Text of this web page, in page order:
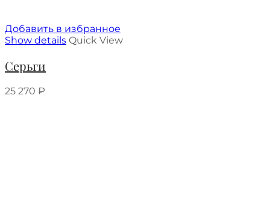
Добавить в избранное
Show details Quick View
Серьги
25 270 ₽